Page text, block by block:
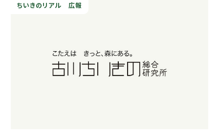
ちいきのリアル 広報